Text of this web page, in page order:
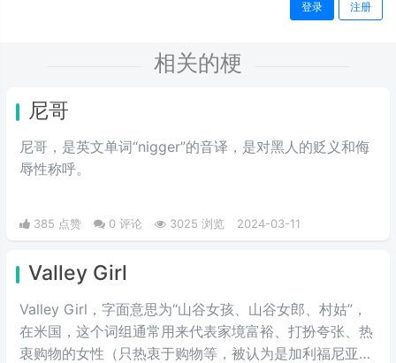
登录 注册
相关的梗
尼哥
尼哥，是英文单词“nigger”的音译，是对黑人的贬义和侮
辱性称呼。
385 点赞 0 评论 3025 浏览 2024-03-11
Valley Girl
Valley Girl，字面意思为“山谷女孩、山谷女郎、村姑”，
在米国，这个词组通常用来代表家境富裕、打扮夸张、热
衷购物的女性（只热衷于购物等，被认为是加利福尼亚州